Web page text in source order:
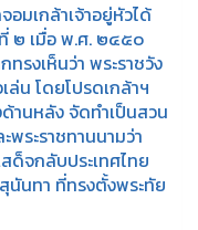
เกล้าเจ้าอยู่หัวได้
๒ เมื่อ พ.ศ. ๒๔๕๐
ทรงเห็นว่า พระราชวัง
ล่น โดยโปรดเกล้าฯ
านหลัง จัดทำเป็นสวน
พระราชทานนามว่า
ด็จกลับประเทศไทย
นันทา ที่ทรงตั้งพระทัย